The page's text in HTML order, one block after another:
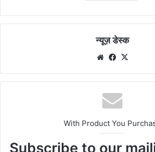
न्यूज़ डेस्क
WebsiteFacebook
With Product You
Subscribe to our